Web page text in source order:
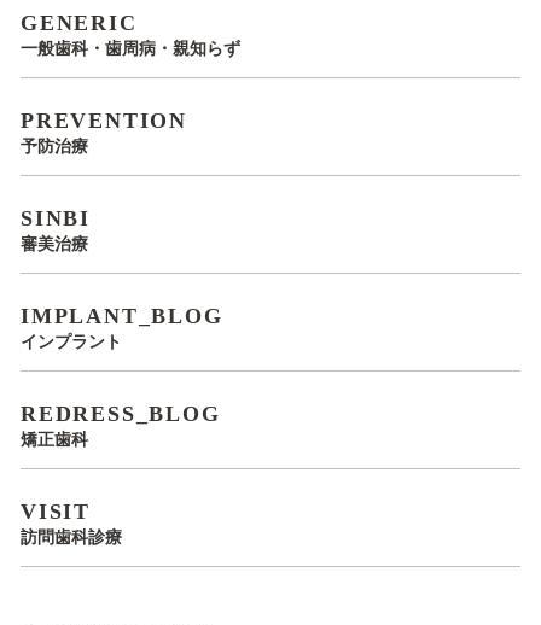
GENERIC
一般歯科・歯周病・親知らず
PREVENTION
予防治療
SINBI
審美治療
IMPLANT_BLOG
インプラント
REDRESS_BLOG
矯正歯科
VISIT
訪問歯科診療